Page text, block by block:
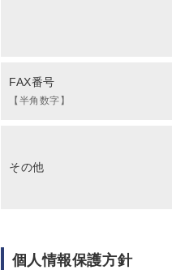
FAX番号
【半角数字】
その他
個人情報保護方針